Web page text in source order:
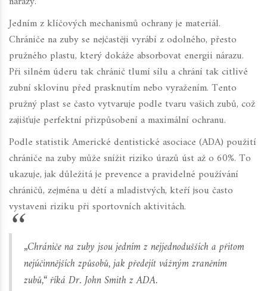
Jedním z klíčových mechanismů ochrany je materiál.
Chrániče na zuby se nejčastěji vyrábí z odolného, přesto
pružného plastu, který dokáže absorbovat energii nárazu.
Při silném úderu tak chránič tlumí sílu a chrání tak citlivé
zubní sklovinu před prasknutím nebo vyražením. Tento
pružný plast se často vytvaruje podle tvaru vašich zubů, což
zajišťuje perfektní přizpůsobení a maximální ochranu.
Podle statistik Americké dentistické asociace (ADA) použití
chrániče na zuby může snížit riziko úrazů úst až o 60%. To
ukazuje, jak důležitá je prevence a pravidelné používání
chráničů, zejména u dětí a mladistvých, kteří jsou často
vystaveni riziku při sportovních aktivitách.
„Chrániče na zuby jsou jedním z nejjednodušších a přitom
nejúčinnějších způsobů, jak předejít vážným zraněním
zubů,“ říká Dr. John Smith z ADA.